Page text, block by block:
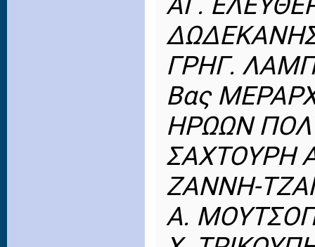
ΓΡΗΓ.
Βας
ΗΡΩΩΝ
ΣΑΧΤΟΥΡΗ
ΖΑΝΝΗ-
Α.